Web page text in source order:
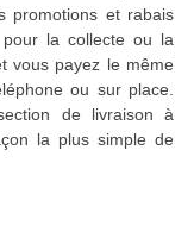
promotions et rabais
la collecte ou la
vous payez le même
ou sur place.
de livraison à
la plus simple de